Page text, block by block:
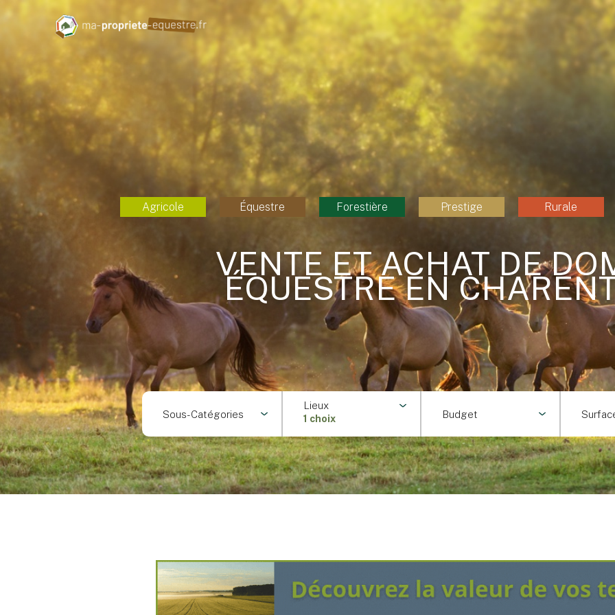
Agricole Équestre Forestière Prestige Rurale
VENTE ET ACHAT DE
ÉQUESTRE EN
Sous-Catégories
Lieux
1 choix Budget